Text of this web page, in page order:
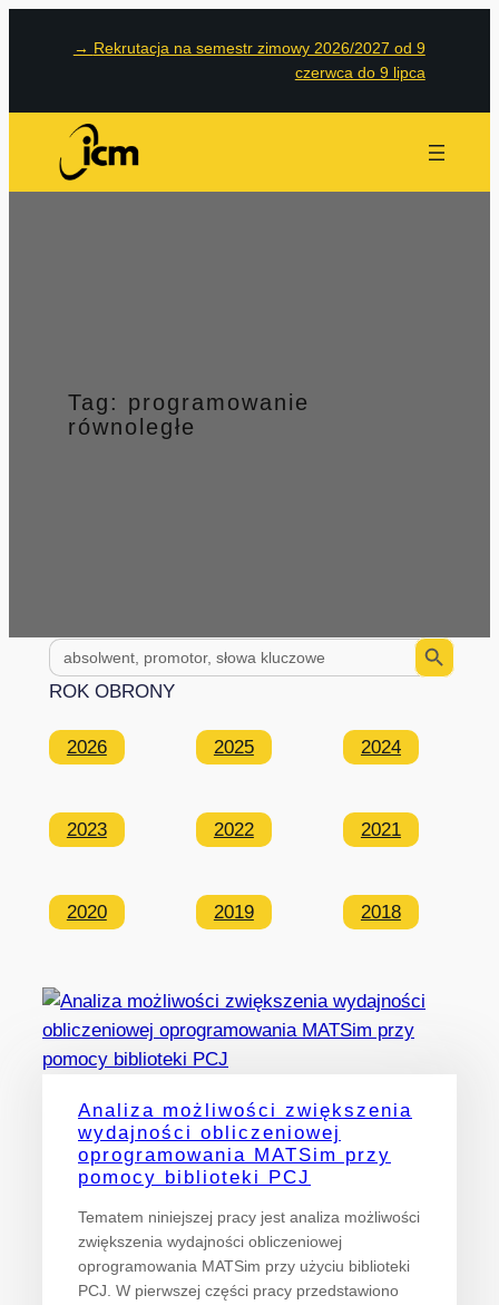
→ Rekrutacja na semestr zimowy 2026/2027 od 9
czerwca do 9 lipca
Tag: programowanie
równoległe
Search
for:
Search Button
ROK OBRONY
2026 2025 2024
2023 2022 2021
2020 2019 2018
Analiza możliwości zwiększenia
wydajności obliczeniowej
oprogramowania MATSim przy
pomocy biblioteki PCJ
Tematem niniejszej pracy jest analiza możliwości
zwiększenia wydajności obliczeniowej
oprogramowania MATSim przy użyciu biblioteki
PCJ. W pierwszej części pracy przedstawiono